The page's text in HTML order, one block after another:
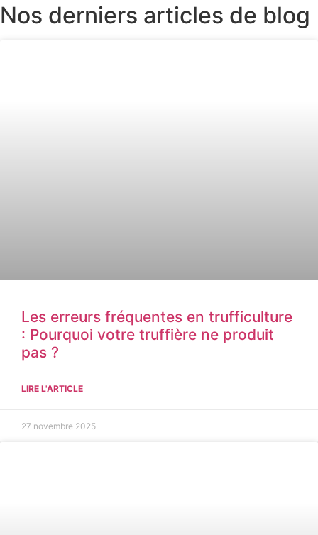
Nos derniers articles de blog
Les erreurs fréquentes en trufficulture
: Pourquoi votre truffière ne produit
pas ?
LIRE L'ARTICLE
27 novembre 2025